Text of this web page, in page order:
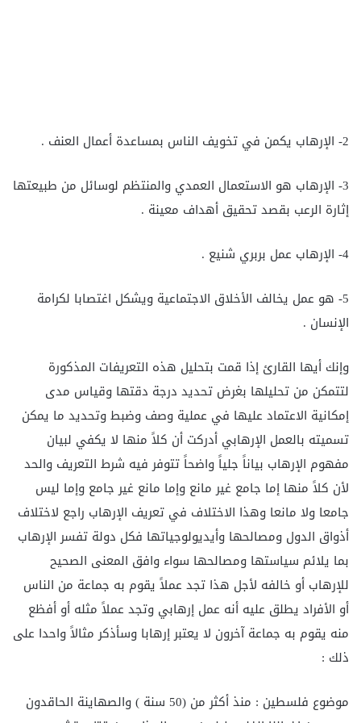
2- الإرهاب يكمن في تخويف الناس بمساعدة أعمال العنف .
3- الإرهاب هو الاستعمال العمدي والمنتظم لوسائل من طبيعتها
إثارة الرعب بقصد تحقيق أهداف معينة .
4- الإرهاب عمل بربري شنيع .
5- هو عمل يخالف الأخلاق الاجتماعية ويشكل اغتصابا لكرامة
الإنسان .
وإنك أيها القارئ إذا قمت بتحليل هذه التعريفات المذكورة
لتتمكن من تحليلها بغرض تحديد درجة دقتها وقياس مدى
إمكانية الاعتماد عليها في عملية وصف وضبط وتحديد ما يمكن
تسميته بالعمل الإرهابي أدركت أن كلاً منها لا يكفي لبيان
مفهوم الإرهاب بياناً جلياً واضحاً تتوفر فيه شرط التعريف والحد
لأن كلاً منها إما جامع غير مانع وإما مانع غير جامع وإما ليس
جامعا ولا مانعا وهذا الاختلاف في تعريف الإرهاب راجع لاختلاف
أذواق الدول ومصالحها وأيديولوجياتها فكل دولة تفسر الإرهاب
بما يلائم سياستها ومصالحها سواء وافق المعنى الصحيح
للإرهاب أو خالفه لأجل هذا تجد عملاً يقوم به جماعة من الناس
أو الأفراد يطلق عليه أنه عمل إرهابي وتجد عملاً مثله أو أفظع
منه يقوم به جماعة آخرون لا يعتبر إرهابا وسأذكر مثالاً واحدا على
ذلك :
موضوع فلسطين : منذ أكثر من (50 سنة ) والصهاينة الحاقدون